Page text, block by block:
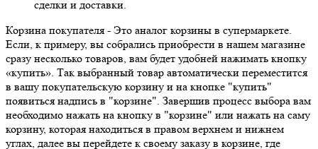
сделки и доставки.
Корзина покупателя - Это аналог корзины в супермаркете.
Если, к примеру, вы собрались приобрести в нашем магазине
сразу несколько товаров, вам будет удобней нажимать кнопку
«купить». Так выбранный товар автоматически переместится
в вашу покупательскую корзину и на кнопке "купить"
появиться надпись в "корзине". Завершив процесс выбора вам
необходимо нажать на кнопку в "корзине" или нажать на саму
корзину, которая находиться в правом верхнем и нижнем
углах, далее вы перейдете к своему заказу в корзине, где